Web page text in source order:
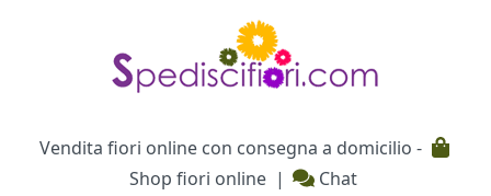
Vendita fiori online con consegna a domicilio -
Shop fiori online | Chat